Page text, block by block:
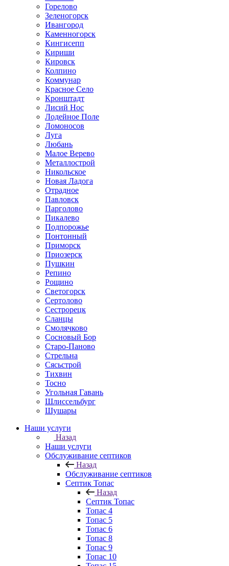
Горелово
Зеленогорск
Ивангород
Каменногорск
Кингисепп
Кириши
Кировск
Колпино
Коммунар
Красное Село
Кронштадт
Лисий Нос
Лодейное Поле
Ломоносов
Луга
Любань
Малое Верево
Металлострой
Никольское
Новая Ладога
Отрадное
Павловск
Парголово
Пикалево
Подпорожье
Понтонный
Приморск
Приозерск
Пушкин
Репино
Рощино
Светогорск
Сертолово
Сестрорецк
Сланцы
Смолячково
Сосновый Бор
Старо-Паново
Стрельна
Сясьстрой
Тихвин
Тосно
Угольная Гавань
Шлиссельбург
Шушары
Наши услуги
Назад
Наши услуги
Обслуживание септиков
Назад
Обслуживание септиков
Септик Топас
Назад
Септик Топас
Топас 4
Топас 5
Топас 6
Топас 8
Топас 9
Топас 10